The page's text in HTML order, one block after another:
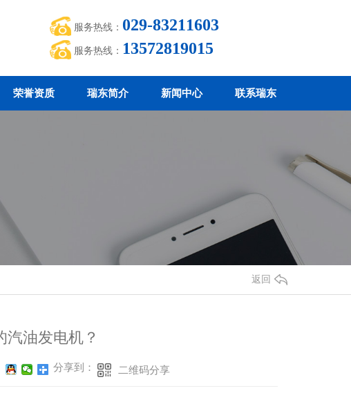
服务热线： 029-83211603
服务热线： 13572819015
荣誉资质 瑞东简介 新闻中心 联系瑞东
返回
油发电机？
分享到： 二维码分享